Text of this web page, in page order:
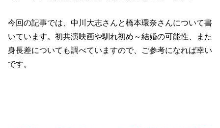
今回の記事では、中川大志さんと橋本環奈さんについて書
いています。初共演映画や馴れ初め～結婚の可能性、また
身長差についても調べていますので、ご参考になれば幸い
です。